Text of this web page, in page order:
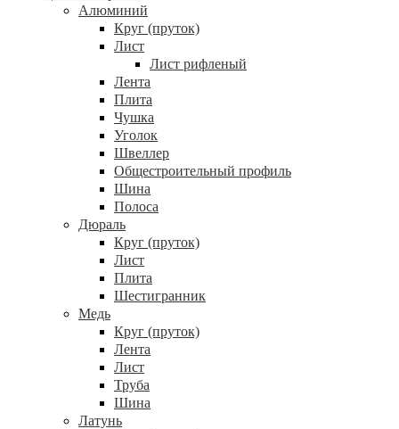
Алюминий
Круг (пруток)
Лист
Лист рифленый
Лента
Плита
Чушка
Уголок
Швеллер
Общестроительный профиль
Шина
Полоса
Дюраль
Круг (пруток)
Лист
Плита
Шестигранник
Медь
Круг (пруток)
Лента
Лист
Труба
Шина
Латунь